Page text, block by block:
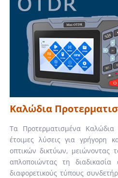
Καλώδια
Τα Προτερματισμένα
έτοιμες λύσεις για γρήγορη
οπτικών δικτύων, μειώνοντας
απλοποιώντας τη διαδικασία
διαφορετικούς τύπους